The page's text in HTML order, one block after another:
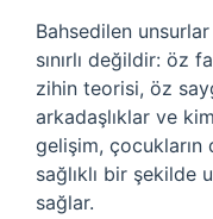
Bahsedilen
sınırlı değildir: öz
zihin teorisi, öz
arkadaşlıklar ve
gelişim,
sağlıklı bir şekilde
sağlar.